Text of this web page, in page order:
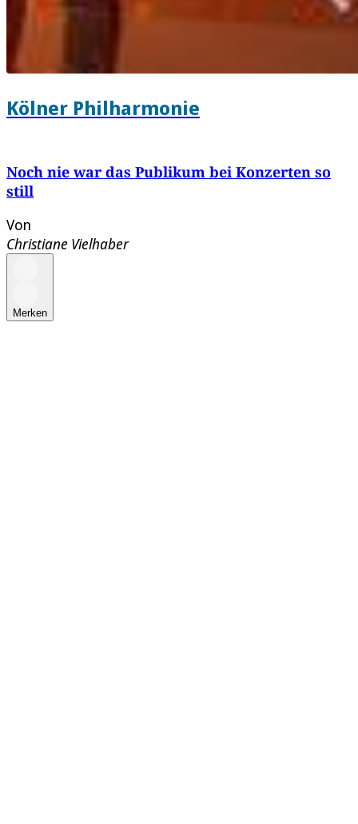
Kölner Philharmonie
Noch nie war das Publikum bei Konzerten so
still
Von
Christiane Vielhaber
Merken